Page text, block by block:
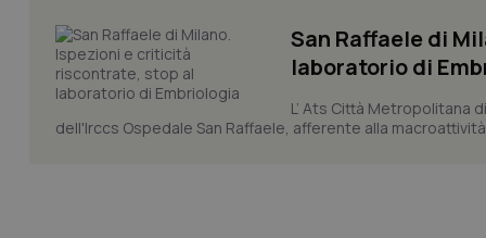
San Raffaele di
laboratorio di
L’ Ats Città Metropolitana
dell'Irccs Ospedale San Raffaele, afferente alla
tracking-enable